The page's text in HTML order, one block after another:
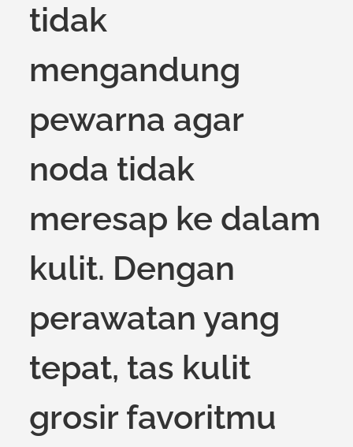
tidak
mengandung
pewarna agar
noda tidak
meresap ke dalam
kulit. Dengan
perawatan yang
tepat, tas kulit
grosir favoritmu